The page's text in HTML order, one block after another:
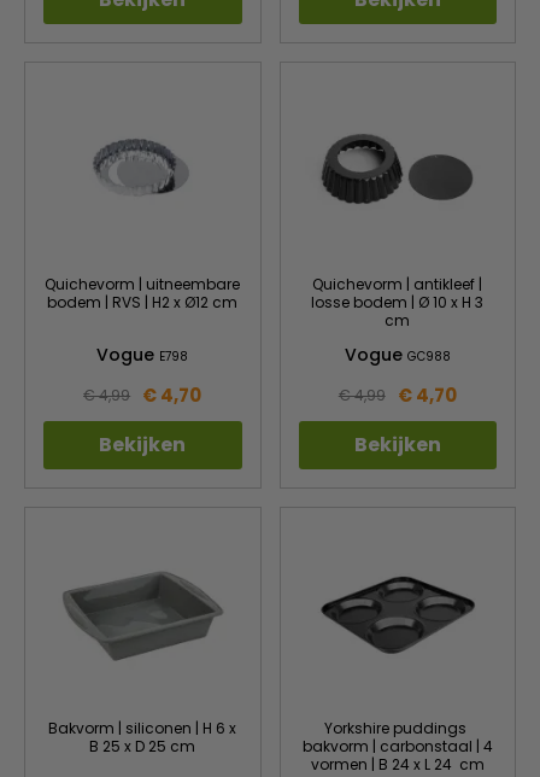
Quichevorm | uitneembare
bodem | RVS | H2 x Ø12 cm
Vogue E798
€ 4,99 € 4,70
Bekijken
Quichevorm | antikleef |
losse bodem | Ø 10 x H 3
cm
Vogue GC988
€ 4,99 € 4,70
Bekijken
Bakvorm | siliconen | H 6 x
B 25 x D 25 cm
Yorkshire puddings
bakvorm | carbonstaal | 4
vormen | B 24 x L 24 cm